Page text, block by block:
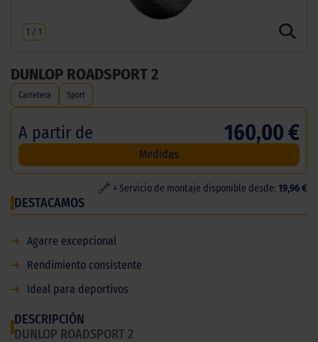
1 / 1
DUNLOP ROADSPORT 2
Carretera Sport
A partir de 160,00 €
Medidas
+ Servicio de montaje disponible desde: 19,96 €
DESTACAMOS
➜ Agarre excepcional
➜
Rendimiento consistente
➜
Ideal para deportivos
DESCRIPCIÓN
DUNLOP ROADSPORT 2